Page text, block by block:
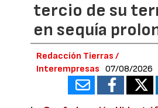
tercio de su
en sequía
Redacción Tierras /
Interempresas
07/08/2026